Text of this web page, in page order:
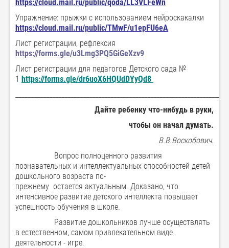
https://cloud.mail.ru/public/qoda/LL3VLFeWn
Упражнение: прыжки с использованием нейроскакалки
https://cloud.mail.ru/public/TMwF/u1epFU6eA
Лист регистрации, рефлексия
https://forms.gle/u3Lmg3PQ5GiGeXzv9
Лист регистрации для педагогов Детского сада №
1 https://forms.gle/dr6uoX6HQUdDYyQd8
Дайте ребенку что-нибудь в руки,
чтобы он начал думать.
В.В.Воскобович.
Вопрос полноценного развития
познавательных и интеллектуальных способностей детей
дошкольного возраста по-
прежнему остается актуальным. Доказано, что
интенсивное развитие детского интеллекта повышает
успешность обучения в школе.
Развитие дошкольников лучше осуществлять
в естественном, самом привлекательном виде
деятельности - игре.